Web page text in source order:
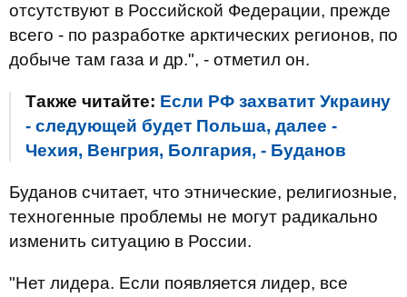
отсутствуют в Российской Федерации, прежде
всего - по разработке арктических регионов, по
добыче там газа и др.", - отметил он.
Также читайте: Если РФ захватит Украину
- следующей будет Польша, далее -
Чехия, Венгрия, Болгария, - Буданов
Буданов считает, что этнические, религиозные,
техногенные проблемы не могут радикально
изменить ситуацию в России.
"Нет лидера. Если появляется лидер, все